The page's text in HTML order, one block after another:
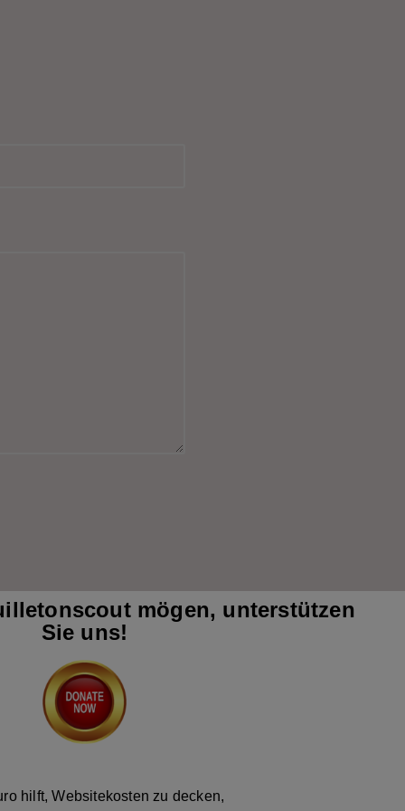
mögen, unterstützen
Sie uns!
hilft, Websitekosten zu decken,